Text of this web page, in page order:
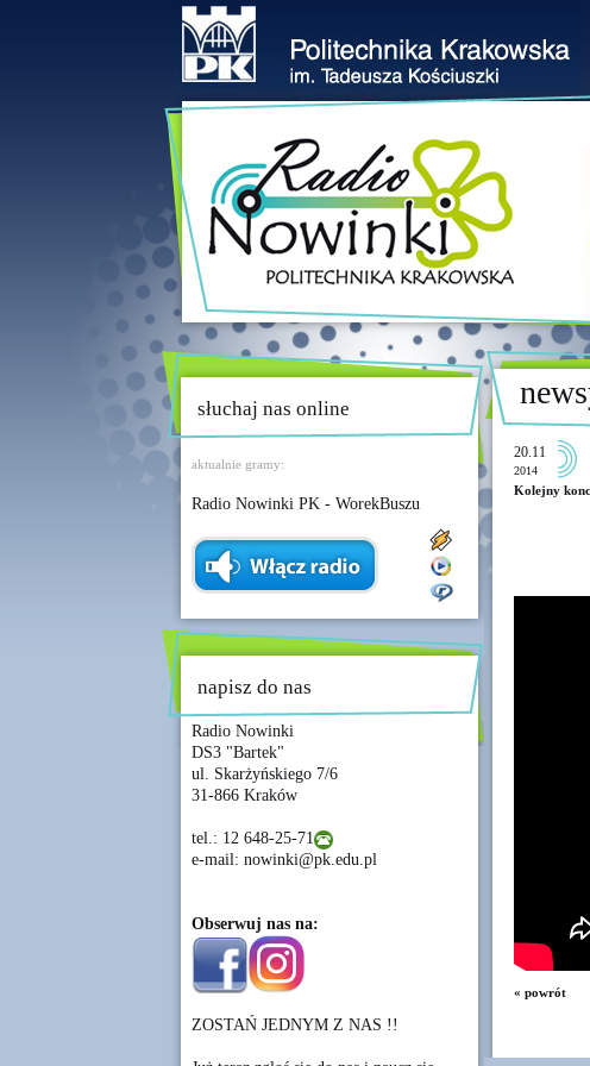
słuchaj nas online
aktualnie gramy:
Radio Nowinki PK - WorekBuszu
napisz do nas
Radio Nowinki
DS3 "Bartek"
ul. Skarżyńskiego 7/6
31-866 Kraków
tel.: 12 648-25-71
e-mail: nowinki@pk.edu.pl
Obserwuj nas na:
ZOSTAŃ JEDNYM Z NAS !!
20.11
2014
Kolejny
« powrót